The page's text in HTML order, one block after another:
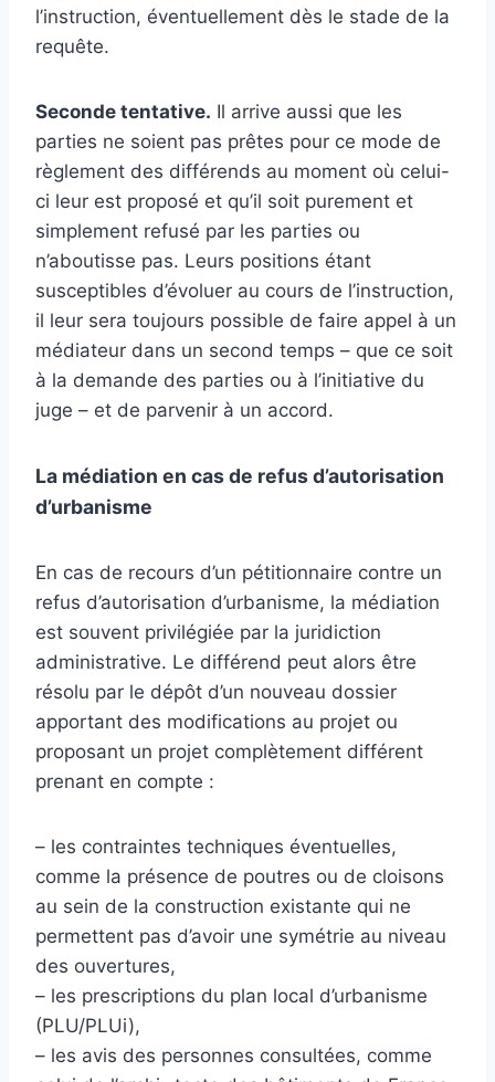
l’instruction, éventuellement dès le stade de la
requête.
Seconde tentative. Il arrive aussi que les
parties ne soient pas prêtes pour ce mode de
règlement des différends au moment où celui-
ci leur est proposé et qu’il soit purement et
simplement refusé par les parties ou
n’aboutisse pas. Leurs positions étant
susceptibles d’évoluer au cours de l’instruction,
il leur sera toujours possible de faire appel à un
médiateur dans un second temps – que ce soit
à la demande des parties ou à l’initiative du
juge – et de parvenir à un accord.
La médiation en cas de refus d’autorisation
d’urbanisme
En cas de recours d’un pétitionnaire contre un
refus d’autorisation d’urbanisme, la médiation
est souvent privilégiée par la juridiction
administrative. Le différend peut alors être
résolu par le dépôt d’un nouveau dossier
apportant des modifications au projet ou
proposant un projet complètement différent
prenant en compte :
– les contraintes techniques éventuelles,
comme la présence de poutres ou de cloisons
au sein de la construction existante qui ne
permettent pas d’avoir une symétrie au niveau
des ouvertures,
– les prescriptions du plan local d’urbanisme
(PLU/PLUi),
– les avis des personnes consultées, comme